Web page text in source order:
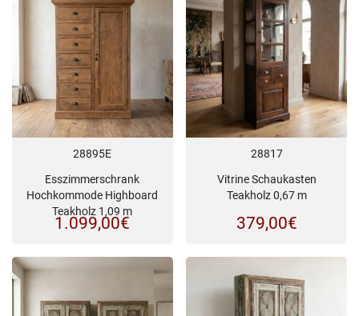
28895E
Esszimmerschrank
Hochkommode Highboard
Teakholz 1,09 m
1.099,00€
28817
Vitrine Schaukasten
Teakholz 0,67 m
379,00€